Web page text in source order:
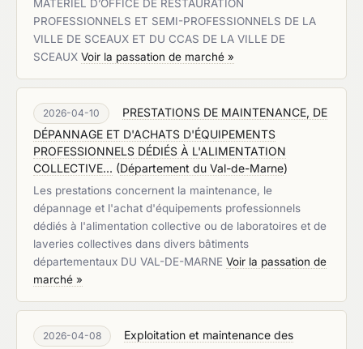
MATÉRIEL D’OFFICE DE RESTAURATION
PROFESSIONNELS ET SEMI-PROFESSIONNELS DE LA
VILLE DE SCEAUX ET DU CCAS DE LA VILLE DE
SCEAUX Voir la passation de marché »
2026-04-10
PRESTATIONS DE MAINTENANCE, DE
DÉPANNAGE ET D'ACHATS D'ÉQUIPEMENTS
PROFESSIONNELS DÉDIÉS À L'ALIMENTATION
COLLECTIVE... (Département du Val-de-Marne)
Les prestations concernent la maintenance, le
dépannage et l'achat d'équipements professionnels
dédiés à l'alimentation collective ou de laboratoires et de
laveries collectives dans divers bâtiments
départementaux DU VAL-DE-MARNE Voir la passation de
marché »
2026-04-08
Exploitation et maintenance des